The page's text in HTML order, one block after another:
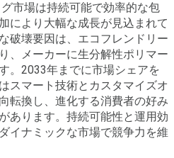
市場は持続可能で効率的な包
により大幅な成長が見込まれて
破壊要因は、エコフレンドリー
、メーカーに生分解性ポリマー
。2033年までに市場シェアを
スマート技術とカスタマイズオ
転換し、進化する消費者の好み
あります。持続可能性と運用効
イナミックな市場で競争力を維